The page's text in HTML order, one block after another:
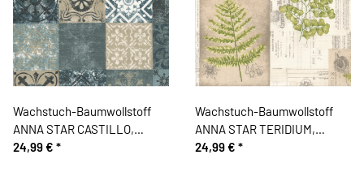
Wachstuch-Baumwollstoff
ANNA STAR CASTILLO,
Fliesen, taubenblau
24,99 € *
Wachstuch-Baumwollstoff
ANNA STAR TERIDIUM,
Botanik, natur
24,99 € *